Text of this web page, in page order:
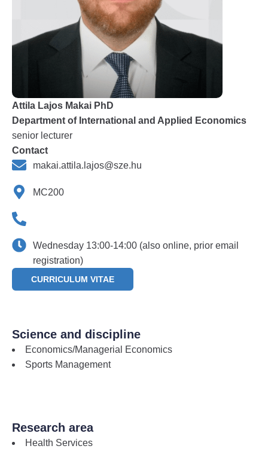
Attila Lajos Makai PhD
Department of International and Applied Economics
senior lecturer
Contact
makai.attila.lajos@sze.hu
MC200
Wednesday 13:00-14:00 (also online, prior email
registration)
CURRICULUM VITAE
Science and discipline
Economics/Managerial Economics
Sports Management
Research area
Health Services